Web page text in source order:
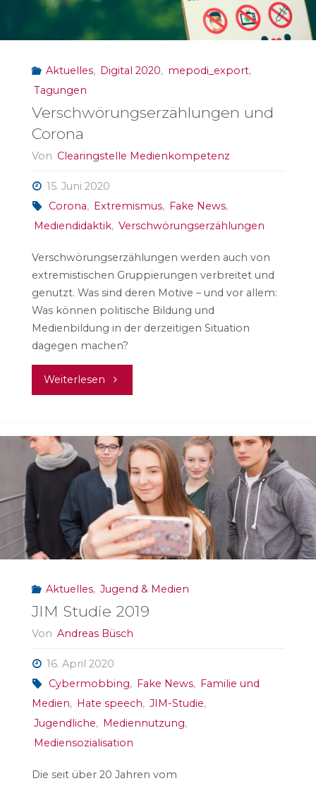
Aktuelles, Digital 2020, mepodi_export,
Tagungen
Verschwörungserzählungen und
Corona
Von Clearingstelle Medienkompetenz
15. Juni 2020
Corona, Extremismus, Fake News,
Mediendidaktik, Verschwörungserzählungen
Verschwörungserzählungen werden auch von
extremistischen Gruppierungen verbreitet und
genutzt. Was sind deren Motive – und vor allem:
Was können politische Bildung und
Medienbildung in der derzeitigen Situation
dagegen machen?
Weiterlesen "Verschwörungserzählungen
Corona"
Aktuelles, Jugend & Medien
JIM Studie 2019
Von Andreas Büsch
16. April 2020
Cybermobbing, Fake News, Familie und
Medien, Hate speech, JIM-Studie,
Jugendliche, Mediennutzung,
Mediensozialisation
Die seit über 20 Jahren vom